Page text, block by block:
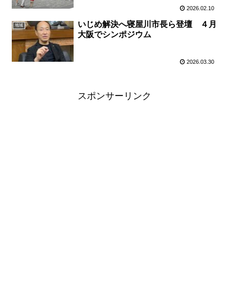
2026.02.10
地域
いじめ解決へ寝屋川市長ら登壇 ４月
大阪でシンポジウム
2026.03.30
スポンサーリンク